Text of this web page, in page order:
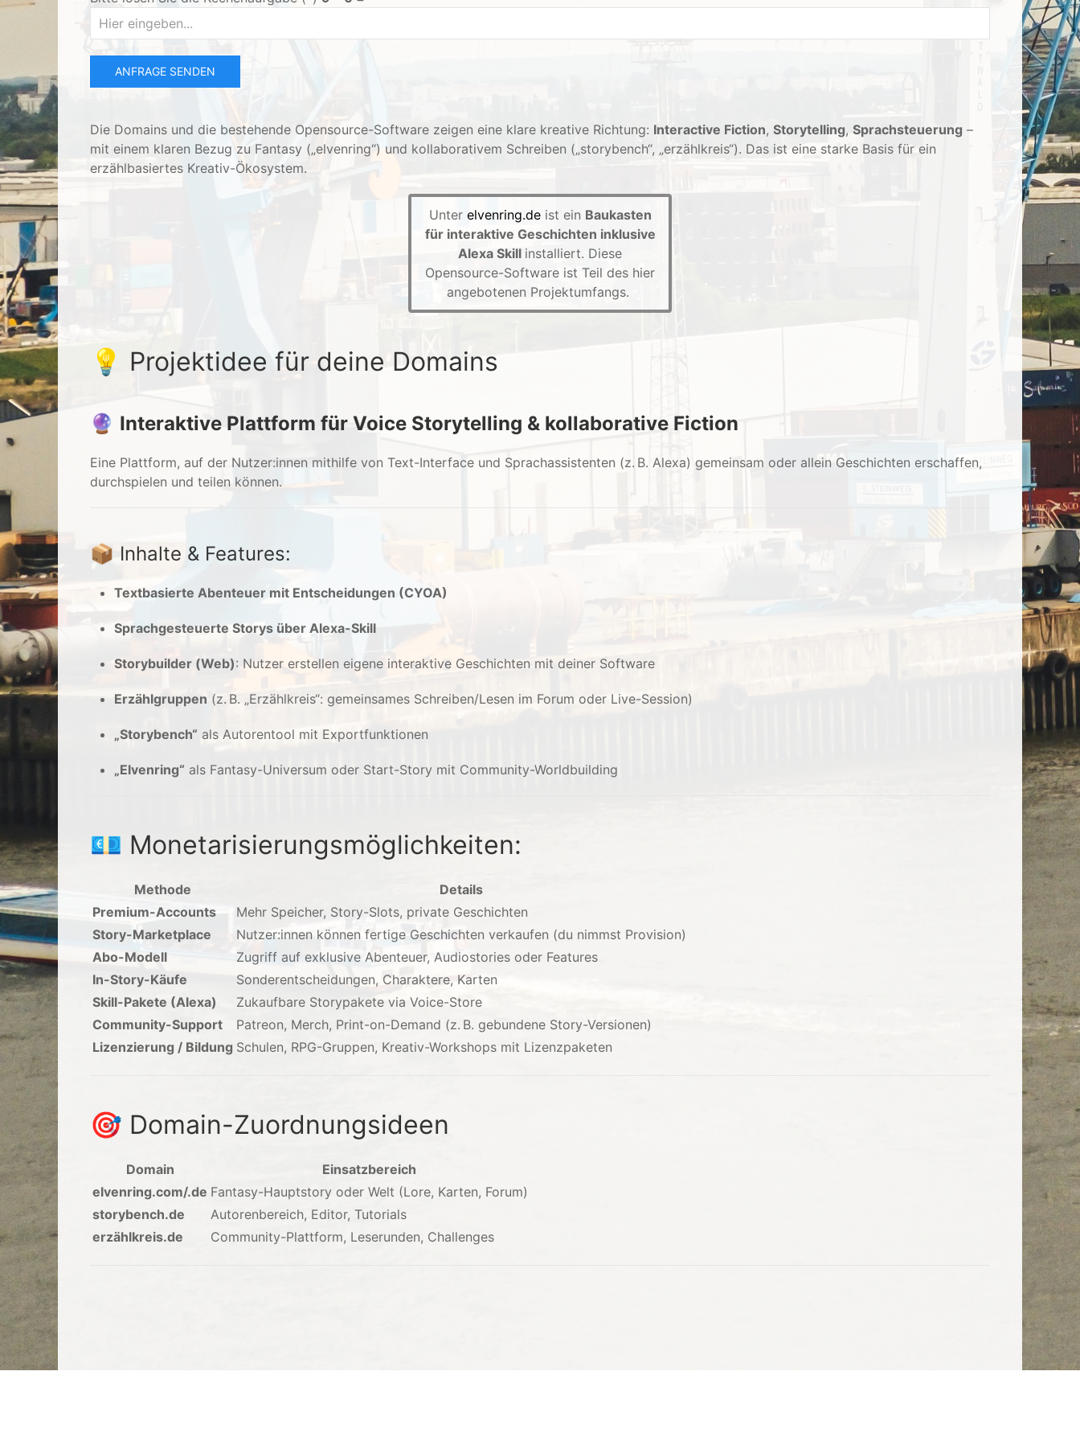
ANFRAGE SENDEN
Die Domains und die bestehende Opensource-Software zeigen eine klare kreative Richtung: Interactive Fiction, Storytelling, Sprachsteuerung –
mit einem klaren Bezug zu Fantasy („elvenring“) und kollaborativem Schreiben („storybench“, „erzählkreis“). Das ist eine starke Basis für ein
erzählbasiertes Kreativ-Ökosystem.
Unter elvenring.deist ein Baukasten
für interaktive Geschichten inklusive
Alexa Skill installiert. Diese
Opensource-Software ist Teil des hier
angebotenen Projektumfangs.
💡 Projektidee für deine Domains
🔮 Interaktive Plattform für Voice Storytelling & kollaborative Fiction
Eine Plattform, auf der Nutzer:innen mithilfe von Text-Interface und Sprachassistenten (z. B. Alexa) gemeinsam oder allein Geschichten erschaffen,
durchspielen und teilen können.
📦 Inhalte & Features:
Textbasierte Abenteuer mit Entscheidungen (CYOA)
Sprachgesteuerte Storys über Alexa-Skill
Storybuilder (Web): Nutzer erstellen eigene interaktive Geschichten mit deiner Software
Erzählgruppen (z. B. „Erzählkreis“: gemeinsames Schreiben/Lesen im Forum oder Live-Session)
„Storybench“ als Autorentool mit Exportfunktionen
„Elvenring“ als Fantasy-Universum oder Start-Story mit Community-Worldbuilding
💶 Monetarisierungsmöglichkeiten:
Methode
Details
Premium-Accounts
Mehr Speicher, Story-Slots, private Geschichten
Story-Marketplace
Nutzer:innen können fertige Geschichten verkaufen (du nimmst Provision)
Abo-Modell
Zugriff auf exklusive Abenteuer, Audiostories oder Features
In-Story-Käufe
Sonderentscheidungen, Charaktere, Karten
Skill-Pakete (Alexa)
Zukaufbare Storypakete via Voice-Store
Community-Support
Patreon, Merch, Print-on-Demand (z. B. gebundene Story-Versionen)
Lizenzierung / Bildung Schulen, RPG-Gruppen, Kreativ-Workshops mit Lizenzpaketen
🎯 Domain-Zuordnungsideen
Domain
Einsatzbereich
elvenring.com/.de Fantasy-Hauptstory oder Welt (Lore, Karten, Forum)
storybench.de
Autorenbereich, Editor, Tutorials
erzählkreis.de
Community-Plattform, Leserunden, Challenges